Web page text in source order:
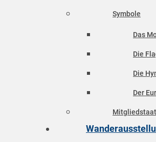
Symbole
Das
Die
Die
Der